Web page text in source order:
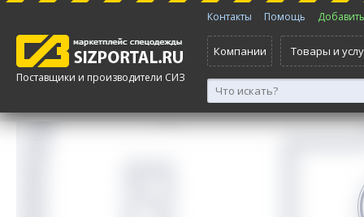
Поставщики и производители СИЗ
Контакты Помощь
Компании Товары и